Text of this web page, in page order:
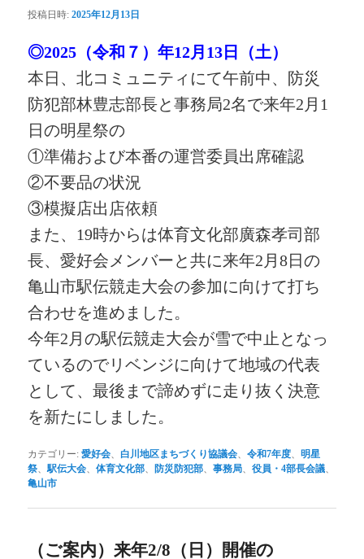
投稿日時:2025年12月13日
◎2025（令和７）年12月13日（土）
本日、北コミュニティにて午前中、防災
防犯部林豊志部長と事務局2名で来年2月1
日の明星祭の
①準備および本番の運営委員出席確認
②不要品の状況
③模擬店出店依頼
また、19時からは体育文化部廣森孝司部
長、愛好会メンバーと共に来年2月8日の
亀山市駅伝競走大会の参加に向けて打ち
合わせを進めました。
今年2月の駅伝競走大会が雪で中止となっ
ているのでリベンジに向けて地域の代表
として、最後まで諦めずに走り抜く決意
を新たにしました。
カテゴリー: 愛好会、 白川地区まちづくり協議会、令和7年度、明星
祭、駅伝大会、体育文化部、 防災防犯部、事務局、役員・4部長会議、
亀山市
（ご案内）来年2/8（日）開催の